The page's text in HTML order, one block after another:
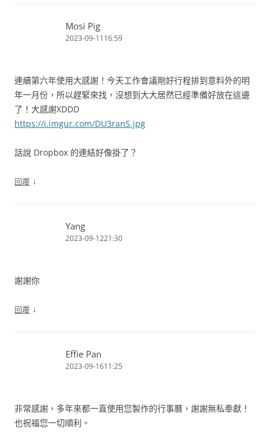
Mosi Pig
2023-09-1116:59
連續第六年使用大感謝！今天工作會議剛好行程排到意料外的明
年一月份，所以趕緊來找，沒想到大大居然已經準備好放在這邊
了！大感謝XDDD
https://i.imgur.com/DU3ranS.jpg
話說 Dropbox 的連結好像掛了？
回覆 ↓
Yang
2023-09-1221:30
謝謝你
回覆 ↓
Effie Pan
2023-09-1611:25
非常感謝，多年來都一直使用您製作的行事曆，謝謝無私奉獻！
也祝福您一切順利。